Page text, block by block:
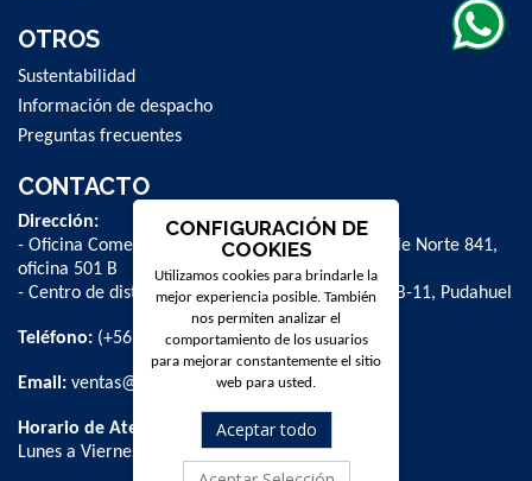
OTROS
Sustentabilidad
Información de despacho
Preguntas frecuentes
CONTACTO
Dirección:
- Oficina Comercial y administrativa: Avenida Valle Norte 841,
oficina 501 B
- Centro de distribución: La Farfana 500, bodega B-11, Pudahuel
Teléfono: (+56 2) 2 584 8900
Email: ventas@dpschile.cl
Horario de Atención:
Lunes a Viernes / 09:00 a 16:00 hrs
CONFIGURACIÓN DE
COOKIES
Utilizamos cookies para brindarle la
mejor experiencia posible. También
nos permiten analizar el
comportamiento de los usuarios
para mejorar constantemente el sitio
web para usted.
Aceptar todo